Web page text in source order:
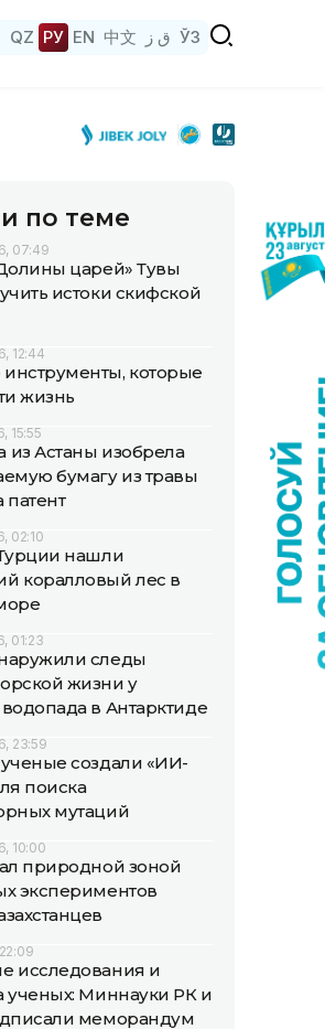
QZ РУ EN 中文 ق ز ЎЗ
по теме
07:49
царей» Тувы
истоки скифской
12:44
которые
жизнь
15:55
Астаны изобрела
бумагу из травы
патент
02:10
нашли
коралловый лес в
01:23
следы
жизни у
в Антарктиде
23:59
создали «ИИ-
поиска
мутаций
10:00
природной зоной
экспериментов
исследования и
ученых: Миннауки РК и
меморандум